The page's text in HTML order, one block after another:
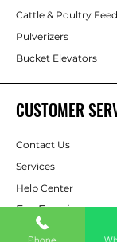
Cattle & Poultry Feed
Pulverizers
Bucket Elevators
CUSTOMER
Contact Us
Services
Help Center
For Enquiry
Phone